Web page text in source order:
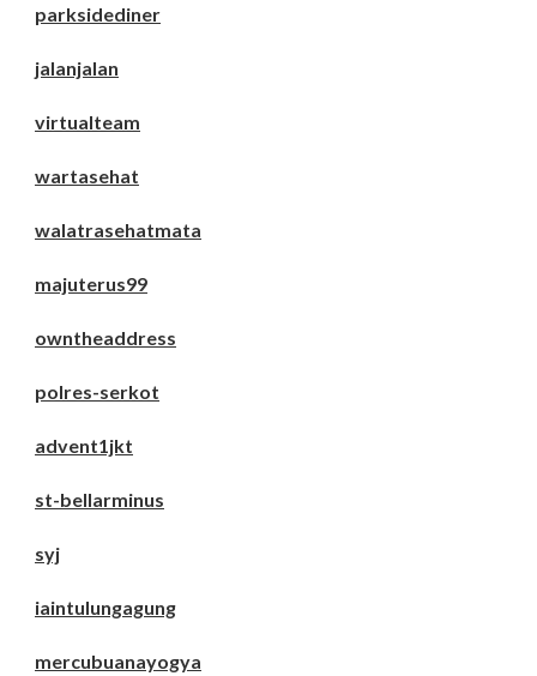
parksidediner
jalanjalan
virtualteam
wartasehat
walatrasehatmata
majuterus99
owntheaddress
polres-serkot
advent1jkt
st-bellarminus
syj
iaintulungagung
mercubuanayogya